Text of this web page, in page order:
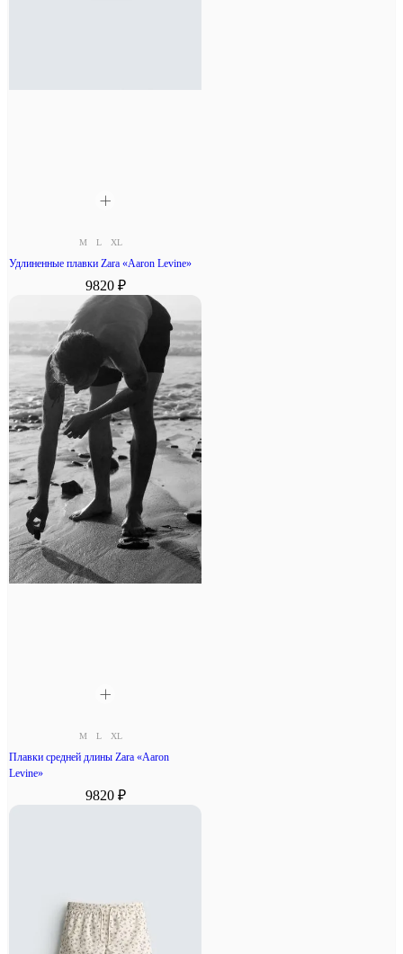
M L XL
Удлиненные плавки Zara «Aaron Levine»
9820 ₽
M L XL
Плавки средней длины Zara «Aaron
Levine»
9820 ₽